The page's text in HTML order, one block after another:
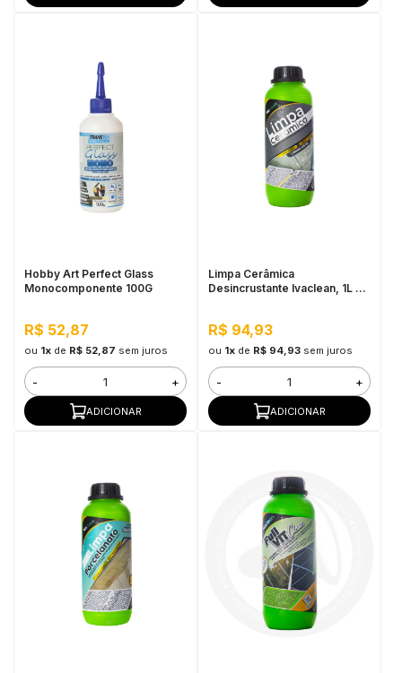
Hobby Art Perfect Glass
Monocomponente 100G
R$ 52,87
ou 1xde R$ 52,87 sem juros
- +
ADICIONAR
Limpa Cerâmica
Desincrustante Ivaclean, 1L -
R$ 94,93
ou 1xde R$ 94,93 sem juros
- +
ADICIONAR